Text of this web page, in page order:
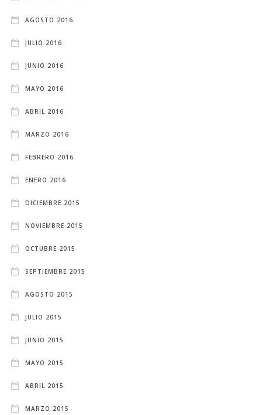
AGOSTO 2016
JULIO 2016
JUNIO 2016
MAYO 2016
ABRIL 2016
MARZO 2016
FEBRERO 2016
ENERO 2016
DICIEMBRE 2015
NOVIEMBRE 2015
OCTUBRE 2015
SEPTIEMBRE 2015
AGOSTO 2015
JULIO 2015
JUNIO 2015
MAYO 2015
ABRIL 2015
MARZO 2015